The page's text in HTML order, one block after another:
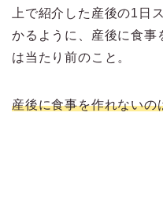
上で紹介した産後の1日
かるように、産後に食事
は当たり前のこと。
産後に食事を作れないの